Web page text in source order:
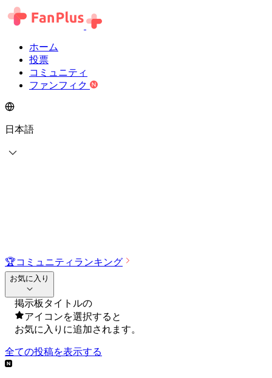
ホーム
投票
コミュニティ
ファンフィク
日本語
🏆コミュニティランキング
お気に入り
掲示板タイトルの
アイコンを選択すると
お気に入りに追加されます。
全ての投稿を表示する